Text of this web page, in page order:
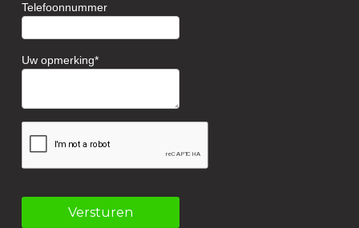
Telefoonnummer
Uw opmerking
Versturen